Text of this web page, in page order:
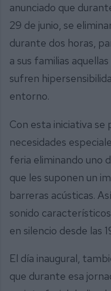
anunciado que
29 de junio, se
durante dos horas,
a sus familias
sufren
entorno.
Con esta iniciativa
necesidades
feria eliminando uno
que les suponen un
barreras acústicas.
sonido
en silencio desde las
El día inaugural,
que durante esa